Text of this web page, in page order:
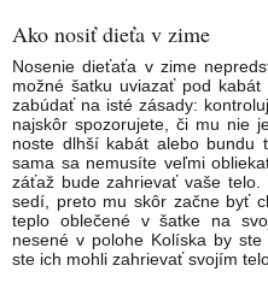
Ako nosiť dieťa v zime
Nosenie dieťaťa v zime
možné šatku uviazať pod
zabúdať na isté zásady:
najskôr spozorujete, či mu nie
noste dlhší kabát alebo bundu
sama sa nemusíte veľmi
záťaž bude zahrievať vaše
sedí, preto mu skôr začne byť
teplo oblečené v šatke na
nesené v polohe Kolíska by
ste ich mohli zahrievať svojím